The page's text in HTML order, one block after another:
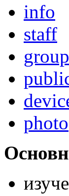
info
staff
group
photo